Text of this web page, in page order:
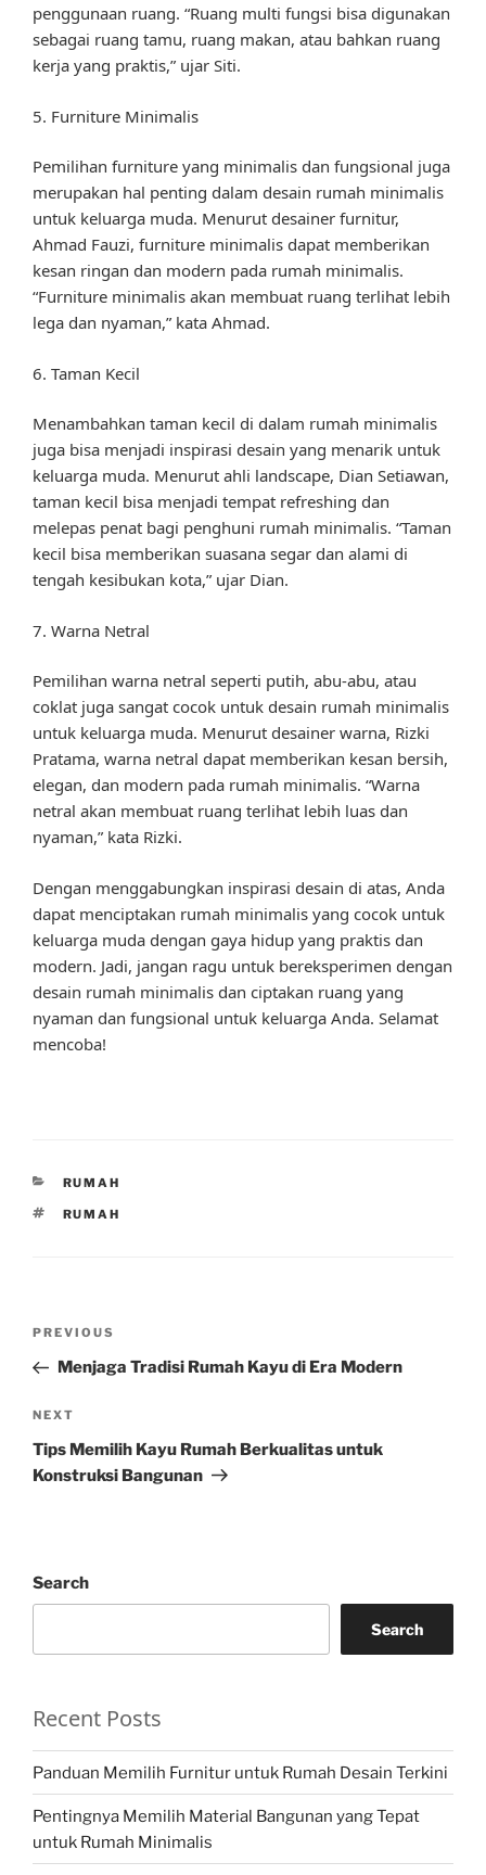
penggunaan ruang. “Ruang multi fungsi bisa digunakan
sebagai ruang tamu, ruang makan, atau bahkan ruang
kerja yang praktis,” ujar Siti.
5. Furniture Minimalis
Pemilihan furniture yang minimalis dan fungsional juga
merupakan hal penting dalam desain rumah minimalis
untuk keluarga muda. Menurut desainer furnitur,
Ahmad Fauzi, furniture minimalis dapat memberikan
kesan ringan dan modern pada rumah minimalis.
“Furniture minimalis akan membuat ruang terlihat lebih
lega dan nyaman,” kata Ahmad.
6. Taman Kecil
Menambahkan taman kecil di dalam rumah minimalis
juga bisa menjadi inspirasi desain yang menarik untuk
keluarga muda. Menurut ahli landscape, Dian Setiawan,
taman kecil bisa menjadi tempat refreshing dan
melepas penat bagi penghuni rumah minimalis. “Taman
kecil bisa memberikan suasana segar dan alami di
tengah kesibukan kota,” ujar Dian.
7. Warna Netral
Pemilihan warna netral seperti putih, abu-abu, atau
coklat juga sangat cocok untuk desain rumah minimalis
untuk keluarga muda. Menurut desainer warna, Rizki
Pratama, warna netral dapat memberikan kesan bersih,
elegan, dan modern pada rumah minimalis. “Warna
netral akan membuat ruang terlihat lebih luas dan
nyaman,” kata Rizki.
Dengan menggabungkan inspirasi desain di atas, Anda
dapat menciptakan rumah minimalis yang cocok untuk
keluarga muda dengan gaya hidup yang praktis dan
modern. Jadi, jangan ragu untuk bereksperimen dengan
desain rumah minimalis dan ciptakan ruang yang
nyaman dan fungsional untuk keluarga Anda. Selamat
mencoba!
CATEGORIES
RUMAH
TAGS
RUMAH
Previous
Post
PREVIOUS
Menjaga Tradisi Rumah Kayu di Era Modern
Next
Post
NEXT
Tips Memilih Kayu Rumah Berkualitas untuk
Konstruksi Bangunan
Search
Search
Recent Posts
Panduan Memilih Furnitur untuk Rumah Desain Terkini
Pentingnya Memilih Material Bangunan yang Tepat
untuk Rumah Minimalis